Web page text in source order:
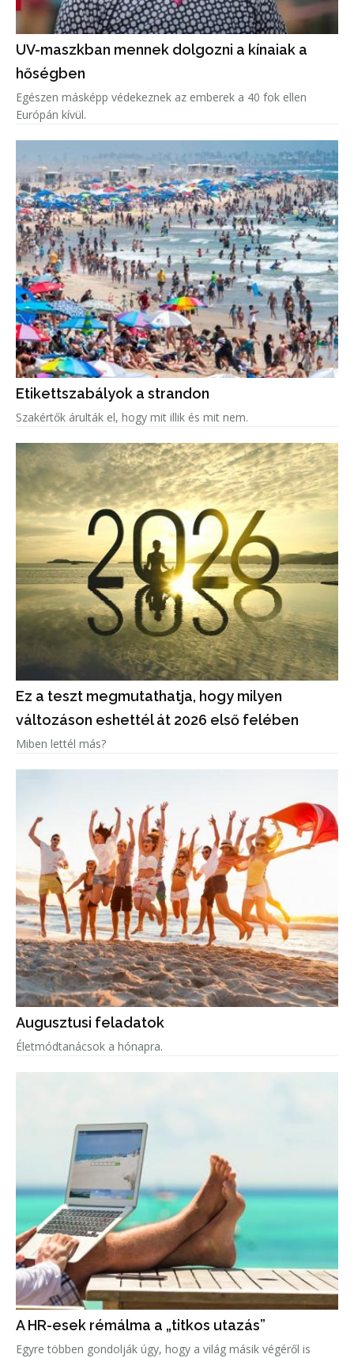
UV-maszkban mennek dolgozni a kínaiak a
hőségben
Egészen másképp védekeznek az emberek a 40 fok ellen
Európán kívül.
Etikettszabályok a strandon
Szakértők árulták el, hogy mit illik és mit nem.
Ez a teszt megmutathatja, hogy milyen
változáson eshettél át 2026 első felében
Miben lettél más?
Augusztusi feladatok
Életmódtanácsok a hónapra.
A HR-esek rémálma a „titkos utazás”
Egyre többen gondolják úgy, hogy a világ másik végéről is